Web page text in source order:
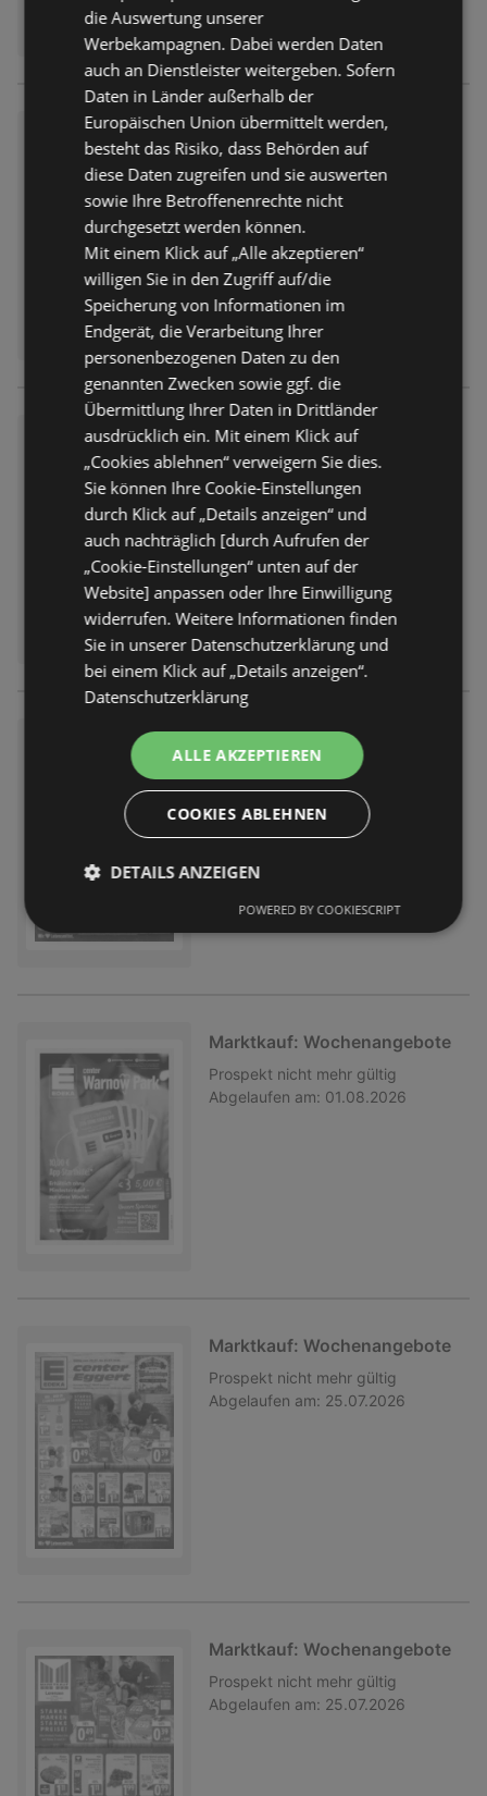
Marktkauf: Wochenangebote
Prospekt
Abgelaufen am: 01.08.2026
Marktkauf: Wochenangebote
Prospekt nicht mehr gültig
Abgelaufen am: 01.08.2026
Marktkauf: Wochenangebote
nicht mehr gültig
Abgelaufen am: 01.08.2026
Marktkauf: Wochenangebote
Prospekt nicht mehr gültig
Abgelaufen am: 01.08.2026
Marktkauf: Wochenangebote
Prospekt nicht mehr gültig
Abgelaufen am: 25.07.2026
Marktkauf: Wochenangebote
Prospekt nicht mehr gültig
Abgelaufen am: 25.07.2026
die Auswertung unserer
Werbekampagnen. Dabei werden Daten
auch an Dienstleister weitergeben. Sofern
Daten in Länder außerhalb der
Europäischen Union übermittelt werden,
besteht das Risiko, dass Behörden auf
diese Daten zugreifen und sie auswerten
sowie Ihre Betroffenenrechte nicht
durchgesetzt werden können.
Mit einem Klick auf „Alle akzeptieren“
willigen Sie in den Zugriff auf/die
Speicherung von Informationen im
Endgerät, die Verarbeitung Ihrer
personenbezogenen Daten zu den
genannten Zwecken sowie ggf. die
Übermittlung Ihrer Daten in Drittländer
ausdrücklich ein. Mit einem Klick auf
„Cookies ablehnen“ verweigern Sie dies.
Sie können Ihre Cookie-Einstellungen
durch Klick auf „Details anzeigen“ und
auch nachträglich [durch Aufrufen der
„Cookie-Einstellungen“ unten auf der
Website] anpassen oder Ihre Einwilligung
widerrufen. Weitere Informationen finden
Sie in unserer Datenschutzerklärung und
bei einem Klick auf „Details anzeigen“.
Datenschutzerklärung
ALLE AKZEPTIEREN
COOKIES ABLEHNEN
DETAILS ANZEIGEN
POWERED BY COOKIESCRIPT